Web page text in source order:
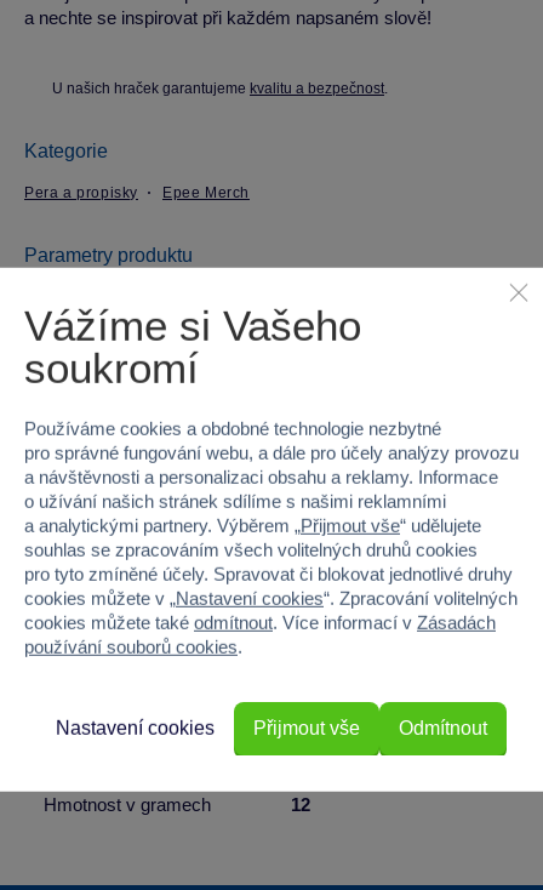
a nechte se inspirovat při každém napsaném slově!
U našich hraček garantujeme kvalitu a bezpečnost.
Kategorie
Pera a propisky Epee Merch
Parametry produktu
EAN 8426842098982
Kód produktu
Značka Epee Merch
Licence Pokémon
Věk od 3
Pohlaví KLUK
Šířka
1.5
13.6
Hmotnost v gramech 12
Vážíme si Vašeho
soukromí
Používáme cookies a obdobné technologie nezbytné
pro správné fungování webu, a dále pro účely analýzy provozu
a návštěvnosti a personalizaci obsahu a reklamy. Informace
o užívání našich stránek sdílíme s našimi reklamními
a analytickými partnery. Výběrem „Přijmout vše“ udělujete
souhlas se zpracováním všech volitelných druhů cookies
pro tyto zmíněné účely. Spravovat či blokovat jednotlivé druhy
cookies můžete v „Nastavení cookies“. Zpracování volitelných
cookies můžete také odmítnout. Více informací v Zásadách
používání souborů cookies.
Odmítnout
Nastavení cookies Přijmout vše